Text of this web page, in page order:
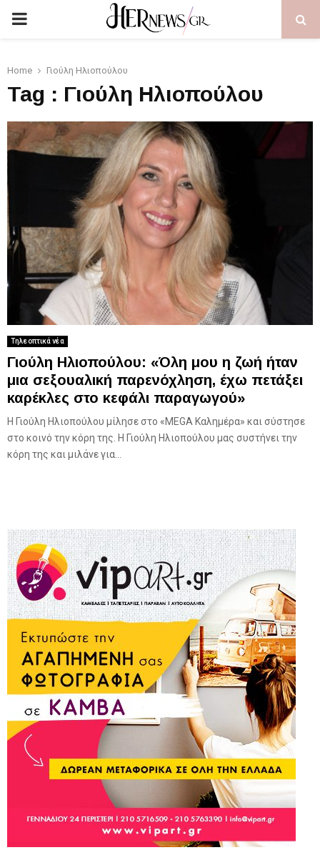
PRIMARY
Home Γιούλη Ηλιοπούλου
Tag : Γιούλη Ηλιοπούλου
Τηλεοπτικά νέα
Γιούλη Ηλιοπούλου: «Όλη μου η ζωή ήταν
μια σεξουαλική παρενόχληση, έχω πετάξει
καρέκλες στο κεφάλι παραγωγού»
Η Γιούλη Ηλιοπούλου μίλησε στο «MEGA Καλημέρα» και σύστησε
στο κοινό την κόρη της. Η Γιούλη Ηλιοπούλου μας συστήνει την
κόρη της και μιλάνε για...